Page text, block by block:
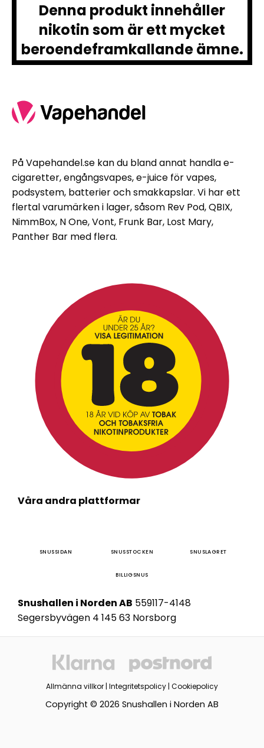
Denna produkt innehåller
nikotin som är ett mycket
beroendeframkallande ämne.
På Vapehandel.se kan du bland annat handla e-
cigaretter, engångsvapes, e-juice för vapes,
podsystem, batterier och smakkapslar. Vi har ett
flertal varumärken i lager, såsom Rev Pod, QBIX,
NimmBox, N One, Vont, Frunk Bar, Lost Mary,
Panther Bar med flera.
Våra andra plattformar
SNUSSIDAN SNUSSTOCKEN SNUSLAGRET
BILLIGSNUS
Snushallen i Norden AB 559117-4148
Segersbyvägen 4 145 63 Norsborg
Allmänna villkor | Integritetspolicy | Cookiepolicy
Copyright © 2026 Snushallen i Norden AB